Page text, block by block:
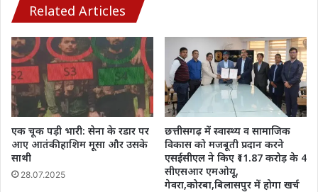
ज्यादा,
पोस्ट
ऑफिस
मंथली
इनकम
स्कीम
जल्द
लाभ
ले
Related Articles
एक चूक पड़ी भारी: सेना के रडार पर
आए आतंकी हाशिम मूसा और उसके
साथी
28.07.2025
छत्तीसगढ़ में स्वास्थ्य व सामाजिक
विकास को मजबूती प्रदान करने
एसईसीएल ने किए ₹11.87 करोड़ के 4
सीएसआर एमओयू,
गेवरा,कोरबा,बिलासपुर में होगा खर्च